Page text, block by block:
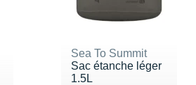
Sea To Summit
Sac étanche léger
1.5L